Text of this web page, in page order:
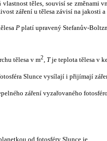
vlastnost těles, souvisí se změnami
záření u tělesa závisí na jakosti
P platí upravený Stefanův-
tělesa v m2, Tje teplota tělesa v
Slunce vysílají i přijímají
záření vyzařovaného
od fotosféry Slunce je